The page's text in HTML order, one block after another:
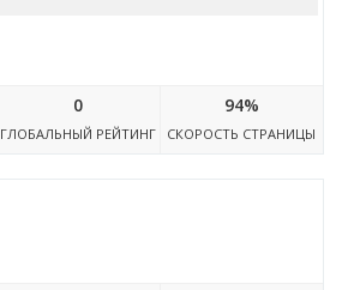
0
ГЛОБАЛЬНЫЙ РЕЙТИНГ
94%
СКОРОСТЬ СТРАНИЦЫ